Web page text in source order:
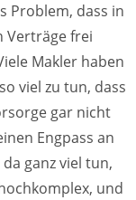
Problem, dass in
Verträge frei
Makler haben
viel zu tun, dass
gar nicht
Engpass an
ganz viel tun,
und